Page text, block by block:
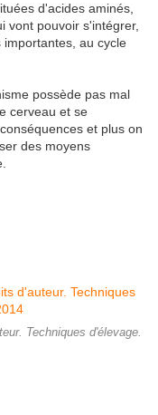
d'acides aminés,
vont pouvoir s'intégrer,
au cycle
possède pas mal
cerveau et se
et plus on
des moyens
Techniques d'élevage.